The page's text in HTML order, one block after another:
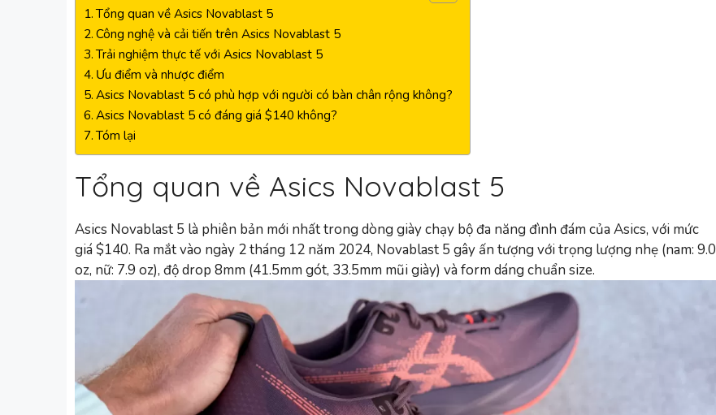
Tổng quan về Asics Novablast 5
Công nghệ và cải tiến trên Asics Novablast 5
Trải nghiệm thực tế với Asics Novablast 5
Ưu điểm và nhược điểm
Asics Novablast 5 có phù hợp với người có bàn chân rộng không?
Asics Novablast 5 có đáng giá $140 không?
Tóm lại
Tổng quan về Asics Novablast 5
Asics Novablast 5 là phiên bản mới nhất trong dòng giày chạy bộ đa năng đình đám của Asics, với mức
giá $140. Ra mắt vào ngày 2 tháng 12 năm 2024, Novablast 5 gây ấn tượng với trọng lượng nhẹ (nam: 9.0
oz, nữ: 7.9 oz), độ drop 8mm (41.5mm gót, 33.5mm mũi giày) và form dáng chuẩn size.